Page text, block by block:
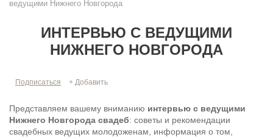
ведущими Нижнего Новгорода
ИНТЕРВЬЮ С ВЕДУЩИМИ
НИЖНЕГО НОВГОРОДА
Подписаться + Добавить
Представляем вашему вниманию интервью с ведущими
Нижнего Новгорода свадеб: советы и рекомендации
свадебных ведущих молодоженам, информация о том,